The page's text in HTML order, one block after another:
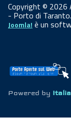
Copyright © 2026
- Porto di
Joomla! è un
Powered by